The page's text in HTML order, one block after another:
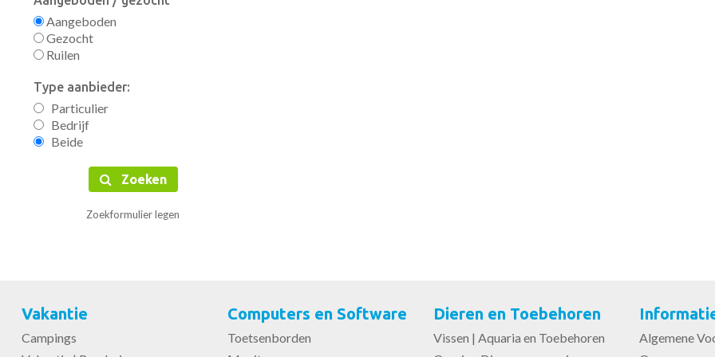
Aangeboden
Gezocht
Ruilen
Type aanbieder:
Particulier
Bedrijf
Beide
Zoeken
Zoekformulier legen
Vakantie
Campings
Computers en Software
Toetsenborden
Dieren en Toebehoren
Vissen | Aquaria en Toebehoren
Algemene